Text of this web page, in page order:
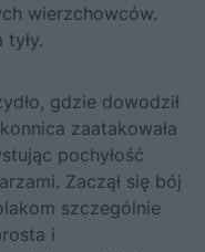
wierzchowców.
tyły.
gdzie dowodził
zaatakowała
pochyłość
Zaczął się bój
szczególnie
i